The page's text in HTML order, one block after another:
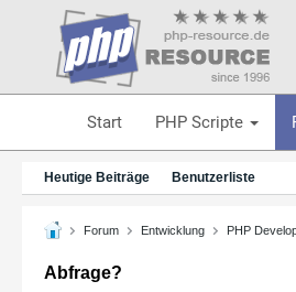
Start PHP Scripte
Heutige Beiträge Benutzerliste
Forum Entwicklung PHP
Abfrage?